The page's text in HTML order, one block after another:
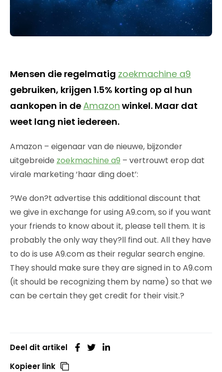
Mensen die regelmatig zoekmachine a9
gebruiken, krijgen 1.5% korting op al hun
aankopen in deAmazon winkel. Maar dat
weet lang niet iedereen.
Amazon – eigenaar van de nieuwe, bijzonder
uitgebreide zoekmachine a9 – vertrouwt erop dat
virale marketing ‘haar ding doet’:
?We don?t advertise this additional discount that
we give in exchange for using A9.com, so if you want
your friends to know about it, please tell them. It is
probably the only way they?ll find out. All they have
to do is use A9.com as their regular search engine.
They should make sure they are signed in to A9.com
(it should be recognizing them by name) so that we
can be certain they get credit for their visit.?
Deel dit artikel
Kopieer link